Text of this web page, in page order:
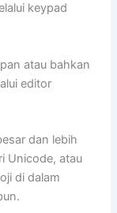
keypad
atau bahkan
editor
dan lebih
Unicode, atau
di dalam